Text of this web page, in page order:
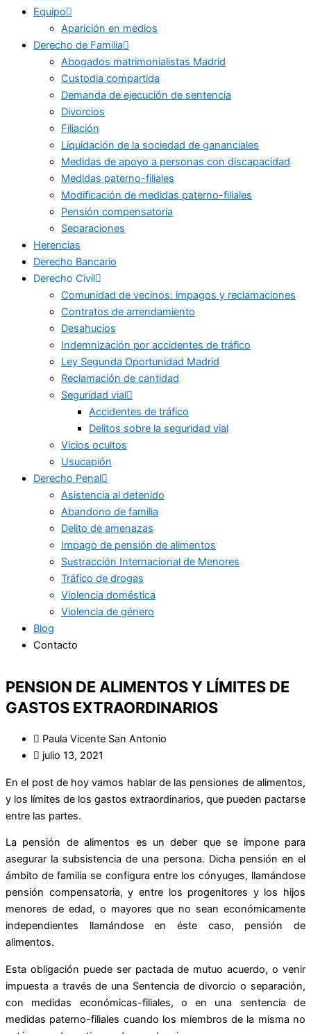
Equipo
Aparición en medios
Derecho de Familia
Abogados matrimonialistas Madrid
Custodia compartida
Demanda de ejecución de sentencia
Divorcios
Filiación
Liquidación de la sociedad de gananciales
Medidas de apoyo a personas con discapacidad
Medidas paterno-filiales
Modificación de medidas paterno-filiales
Pensión compensatoria
Separaciones
Herencias
Derecho Bancario
Derecho Civil
Comunidad de vecinos: impagos y reclamaciones
Contratos de arrendamiento
Desahucios
Indemnización por accidentes de tráfico
Ley Segunda Oportunidad Madrid
Reclamación de cantidad
Seguridad vial
Accidentes de tráfico
Delitos sobre la seguridad vial
Vicios ocultos
Usucapión
Derecho Penal
Asistencia al detenido
Abandono de familia
Delito de amenazas
Impago de pensión de alimentos
Sustracción Internacional de Menores
Tráfico de drogas
Violencia doméstica
Violencia de género
Blog
Contacto
PENSION DE ALIMENTOS Y LÍMITES DE
GASTOS EXTRAORDINARIOS
Paula Vicente San Antonio
julio 13, 2021
En el post de hoy vamos hablar de las pensiones de alimentos,
y los límites de los gastos extraordinarios, que pueden pactarse
entre las partes.
La pensión de alimentos es un deber que se impone para
asegurar la subsistencia de una persona. Dicha pensión en el
ámbito de familia se configura entre los cónyuges, llamándose
pensión compensatoria, y entre los progenitores y los hijos
menores de edad, o mayores que no sean económicamente
independientes llamándose en éste caso, pensión de
alimentos.
Esta obligación puede ser pactada de mutuo acuerdo, o venir
impuesta a través de una Sentencia de divorcio o separación,
con medidas económicas-filiales, o en una sentencia de
medidas paterno-filiales cuando los miembros de la misma no